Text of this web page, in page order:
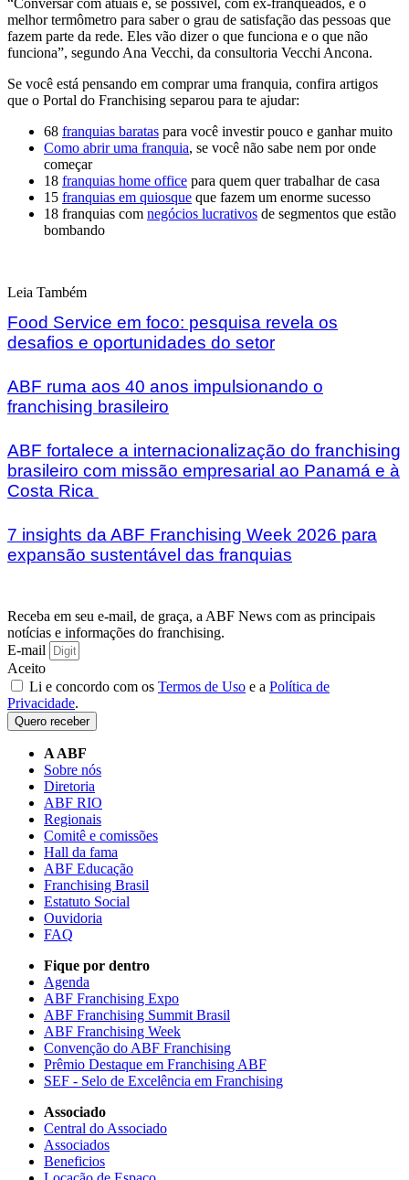
“Conversar com atuais e, se possível, com ex-franqueados, é o
melhor termômetro para saber o grau de satisfação das pessoas que
fazem parte da rede. Eles vão dizer o que funciona e o que não
funciona”, segundo Ana Vecchi, da consultoria Vecchi Ancona.
Se você está pensando em comprar uma franquia, confira artigos
que o Portal do Franchising separou para te ajudar:
68 franquias baratas para você investir pouco e ganhar muito
Como abrir uma franquia, se você não sabe nem por onde
começar
18 franquias home office para quem quer trabalhar de casa
15 franquias em quiosque que fazem um enorme sucesso
18 franquias com negócios lucrativos de segmentos que estão
bombando
Leia Também
Food Service em foco: pesquisa revela os
desafios e oportunidades do setor
ABF ruma aos 40 anos impulsionando o
franchising brasileiro
ABF fortalece a internacionalização do franchising
brasileiro com missão empresarial ao Panamá e à
Costa Rica
7 insights da ABF Franchising Week 2026 para
expansão sustentável das franquias
Receba em seu e-mail, de graça, a ABF News com as principais
notícias e informações do franchising.
E-mail
Aceito
Li e concordo com os Termos de Uso e a Política de
Privacidade.
Quero receber
A ABF
Sobre nós
Diretoria
ABF RIO
Regionais
Comitê e comissões
Hall da fama
ABF Educação
Franchising Brasil
Estatuto Social
Ouvidoria
FAQ
Fique por dentro
Agenda
ABF Franchising Expo
ABF Franchising Summit Brasil
ABF Franchising Week
Convenção do ABF Franchising
Prêmio Destaque em Franchising ABF
SEF - Selo de Excelência em Franchising
Associado
Central do Associado
Associados
Beneficios